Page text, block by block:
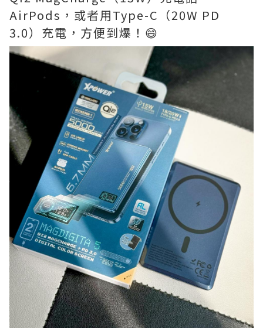
AirPods，或者用Type-C（20W PD
3.0）充電，方便到爆！😄